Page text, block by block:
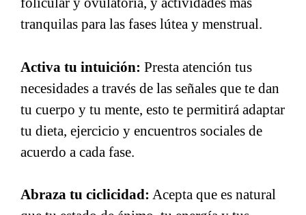
tranquilas para las fases lútea y menstrual.
Activa tu intuición: Presta atención tus
necesidades a través de las señales que te dan
tu cuerpo y tu mente, esto te permitirá adaptar
tu dieta, ejercicio y encuentros sociales de
acuerdo a cada fase.
Abraza tu ciclicidad: Acepta que es natural